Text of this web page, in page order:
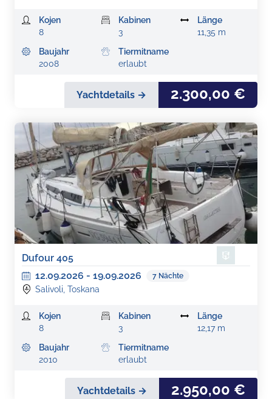
Kojen
8
Kabinen
3
Länge
11,35 m
Baujahr
2008
Tiermitname
erlaubt
Yachtdetails → 2.300,00 €
Dufour 405
12.09.2026 - 19.09.2026 7 Nächte
Salivoli, Toskana
Kojen
8
Kabinen
3
Länge
12,17 m
Baujahr
2010
Tiermitname
erlaubt
Yachtdetails → 2.950,00 €